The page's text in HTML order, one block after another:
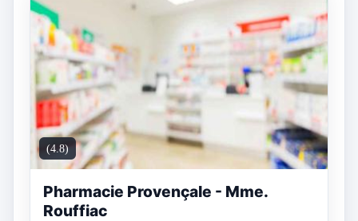
(4.8)
Pharmacie Provençale - Mme.
Rouffiac